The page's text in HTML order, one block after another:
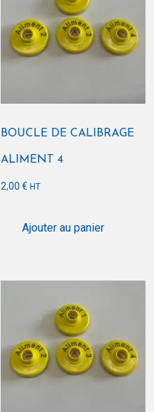
BOUCLE DE CALIBRAGE
ALIMENT 4
2,00€ HT
Ajouter au panier